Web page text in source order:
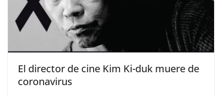
El director de cine Kim Ki-duk muere de
coronavirus